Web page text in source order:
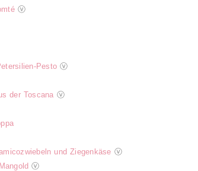
ⓥ
Pesto ⓥ
der Toscana ⓥ
und Ziegenkäse ⓥ
ⓥ